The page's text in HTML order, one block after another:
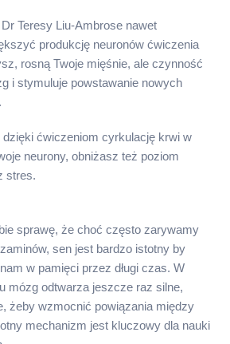
Teresy Liu-Ambrose nawet
produkcję neuronów ćwiczenia
rosną Twoje mięśnie, ale czynność
i stymuluje powstawanie nowych
ćwiczeniom cyrkulację krwi w
neurony, obniżasz też poziom
stres.
sprawę, że choć często zarywamy
sen jest bardzo istotny by
w pamięci przez długi czas. W
mózg odtwarza jeszcze raz silne,
żeby wzmocnić powiązania między
mechanizm jest kluczowy dla nauki